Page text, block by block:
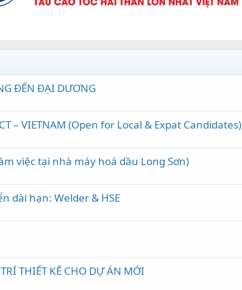
ĐẾN ĐẠI DƯƠNG
– VIETNAM (Open for Local & Expat Candidates)
việc tại nhà máy hoá dầu Long Sơn)
dài hạn: Welder & HSE
THIẾT KẾ CHO DỰ ÁN MỚI